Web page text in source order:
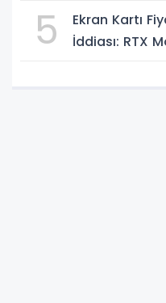
5
Ekran Kartı
İddiası: RTX